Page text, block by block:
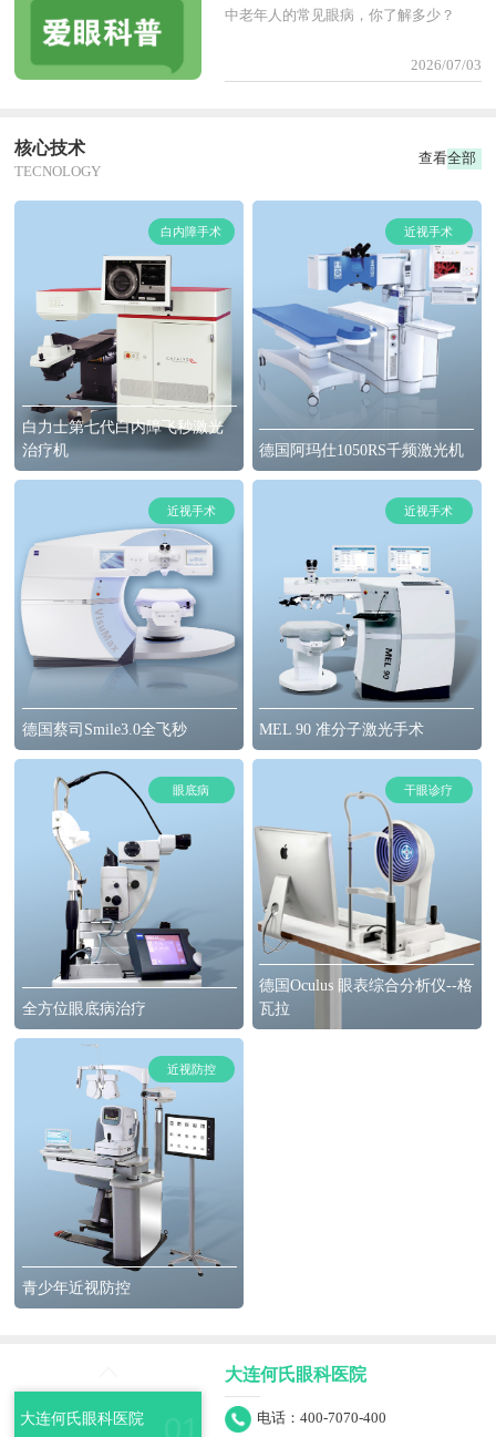
地控制近视发展。
中老年人的常见眼病，你了解多少？
2026/07/03
核心技术
TECNOLOGY
查看全部
白力士第七代白内障飞秒激光
治疗机
白内障手术
德国阿玛仕1050RS千频激光机
近视手术
德国蔡司Smile3.0全飞秒
近视手术
MEL 90 准分子激光手术
近视手术
全方位眼底病治疗
眼底病
德国Oculus 眼表综合分析仪--格
瓦拉
干眼诊疗
青少年近视防控
近视防控
大连何氏眼科医院
大连何氏眼科医院
电话：400-7070-400